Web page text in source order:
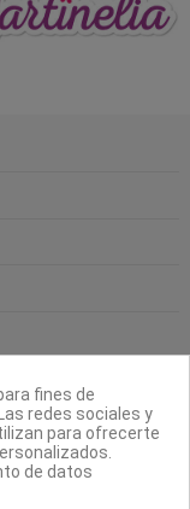
fines de
redes sociales y
para ofrecerte
de datos